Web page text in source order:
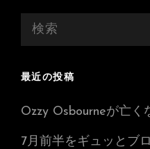
最近の投稿
Ozzy Osbourneが亡く
7月前半をギュッとブ